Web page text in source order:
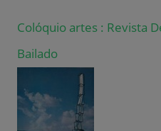
Colóquio artes : Revista
Bailado